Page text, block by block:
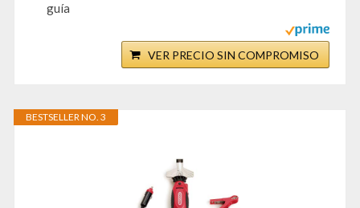
guía
VER PRECIO SIN COMPROMISO
BESTSELLER NO. 3